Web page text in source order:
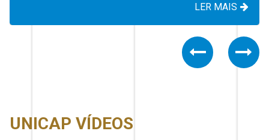
LER MAIS
Previous
UNICAP VÍDEOS